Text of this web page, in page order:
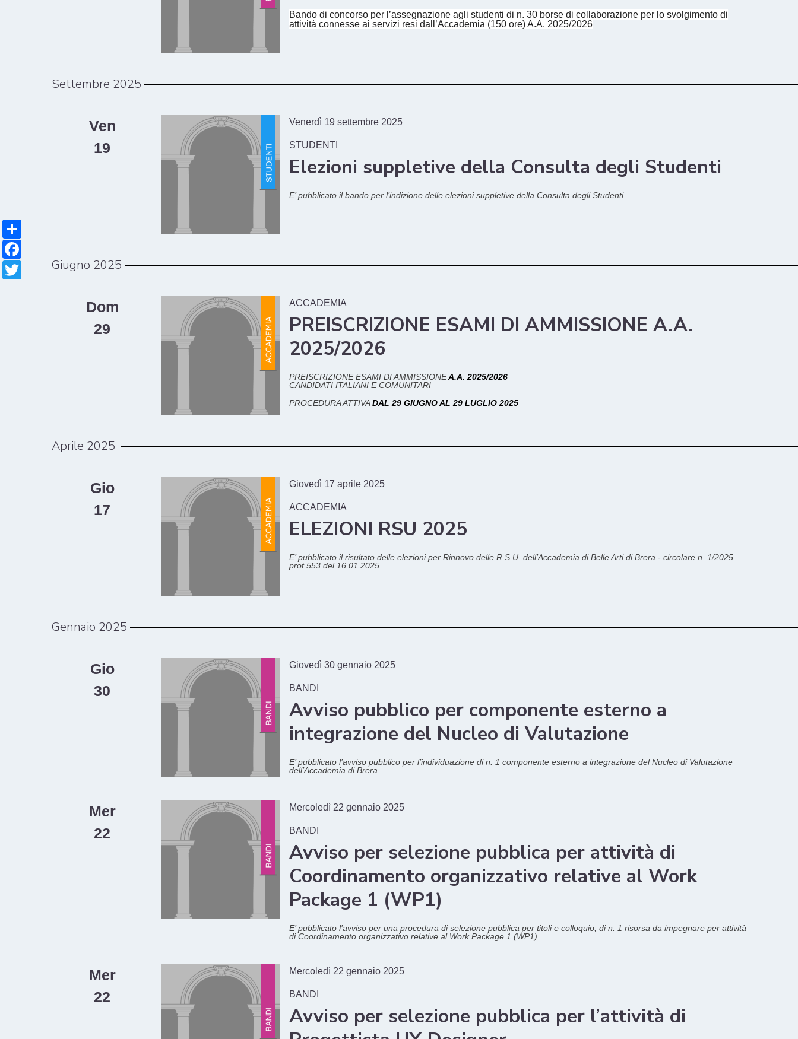
Bando di concorso per l’assegnazione agli studenti di n. 30 borse di collaborazione per lo svolgimento di
attività connesse ai servizi resi dall’Accademia (150 ore) A.A. 2025/2026
Settembre 2025
Ven
19
Venerdì 19 settembre 2025
STUDENTI
Elezioni suppletive della Consulta degli Studenti
E’ pubblicato il bando per l’indizione delle elezioni suppletive della Consulta degli Studenti
Giugno 2025
Dom
29
ACCADEMIA
PREISCRIZIONE ESAMI DI AMMISSIONE A.A.
2025/2026
PREISCRIZIONE ESAMI DI AMMISSIONEA.A. 2025/2026
CANDIDATI ITALIANI E COMUNITARI
PROCEDURA ATTIVADAL 29 GIUGNO AL 29 LUGLIO 2025
Aprile 2025
Gio
17
Giovedì 17 aprile 2025
ACCADEMIA
ELEZIONI RSU 2025
E’ pubblicato il risultato delle elezioni per Rinnovo delle R.S.U. dell’Accademia di Belle Arti di Brera - circolare n. 1/2025
prot.553 del 16.01.2025
Gennaio 2025
Gio
30
Giovedì 30 gennaio 2025
BANDI
Avviso pubblico per componente esterno a
integrazione del Nucleo di Valutazione
E’ pubblicato l’avviso pubblico per l’individuazione di n. 1 componente esterno a integrazione del Nucleo di Valutazione
dell’Accademia di Brera.
Mer
22
Mercoledì 22 gennaio 2025
BANDI
Avviso per selezione pubblica per attività di
Coordinamento organizzativo relative al Work
Package 1 (WP1)
E’ pubblicato l’avviso per una procedura di selezione pubblica per titoli e colloquio, di n. 1 risorsa da impegnare per attività
di Coordinamento organizzativo relative al Work Package 1 (WP1).
Mer
22
Mercoledì 22 gennaio 2025
BANDI
Avviso per selezione pubblica per l’attività di
Twitter